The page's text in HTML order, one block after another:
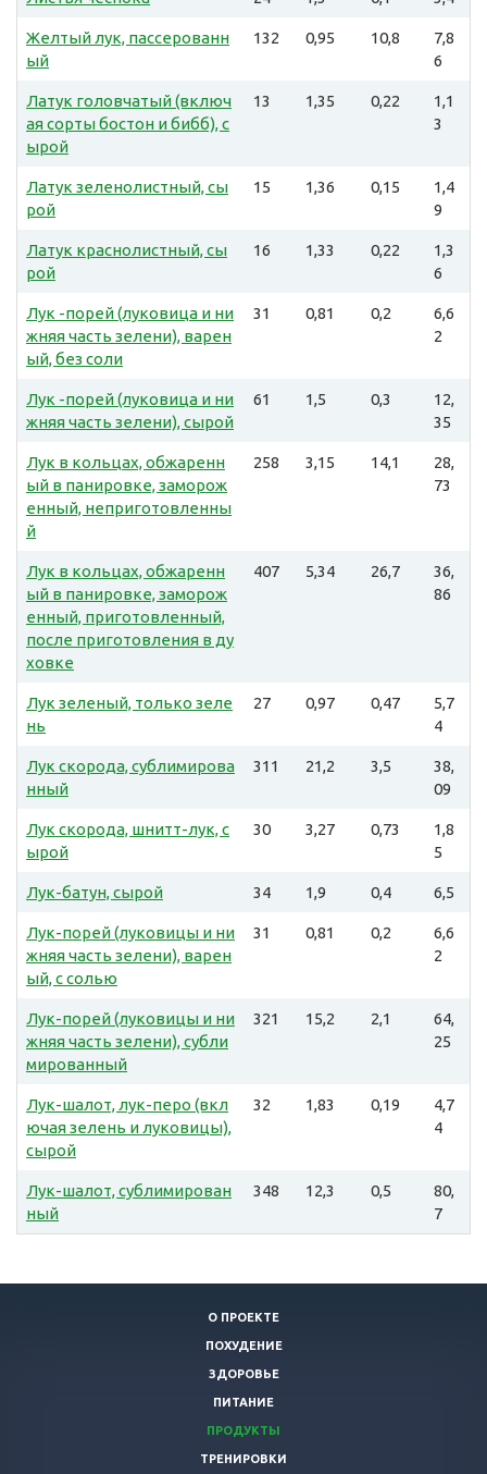
Желтый лук, пассерованн
ый
132 0,95 10,8
7,8
6
Латук головчатый (включ
ая сорты бостон и бибб), с
ырой
13 1,35 0,22
1,1
3
Латук зеленолистный, сы
рой
15 1,36 0,15
1,4
9
Латук краснолистный, сы
рой
16 1,33 0,22
1,3
6
Лук -порей (луковица и ни
жняя часть зелени), варен
ый, без соли
31 0,81 0,2
6,6
2
Лук -порей (луковица и ни
жняя часть зелени), сырой
61 1,5 0,3
12,
35
Лук в кольцах, обжаренн
ый в панировке, заморож
енный, неприготовленны
й
258 3,15 14,1
28,
73
Лук в кольцах, обжаренн
ый в панировке, заморож
енный, приготовленный,
после приготовления в ду
ховке
407 5,34 26,7
36,
86
Лук зеленый, только зеле
нь
27 0,97 0,47
5,7
4
Лук скорода, сублимирова
нный
311 21,2 3,5
38,
09
Лук скорода, шнитт-лук, с
ырой
30 3,27 0,73
1,8
5
Лук-батун, сырой 34 1,9 0,4 6,5
Лук-порей (луковицы и ни
жняя часть зелени), варен
ый, с солью
31 0,81 0,2
6,6
2
Лук-порей (луковицы и ни
жняя часть зелени), субли
мированный
321 15,2 2,1
64,
25
Лук-шалот, лук-перо (вкл
ючая зелень и луковицы),
сырой
32 1,83 0,19
4,7
4
Лук-шалот, сублимирован
ный
348 12,3 0,5
80,
7
О ПРОЕКТЕ
ПОХУДЕНИЕ
ЗДОРОВЬЕ
ПИТАНИЕ
ПРОДУКТЫ
ТРЕНИРОВКИ